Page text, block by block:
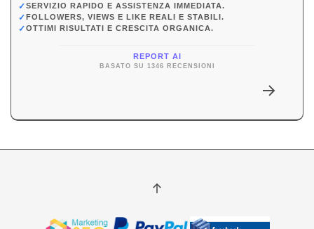
✓SERVIZIO RAPIDO E ASSISTENZA IMMEDIATA.
✓FOLLOWERS, VIEWS E LIKE REALI E STABILI.
✓OTTIMI RISULTATI E CRESCITA ORGANICA.
REPORT AI
BASATO SU 1346 RECENSIONI